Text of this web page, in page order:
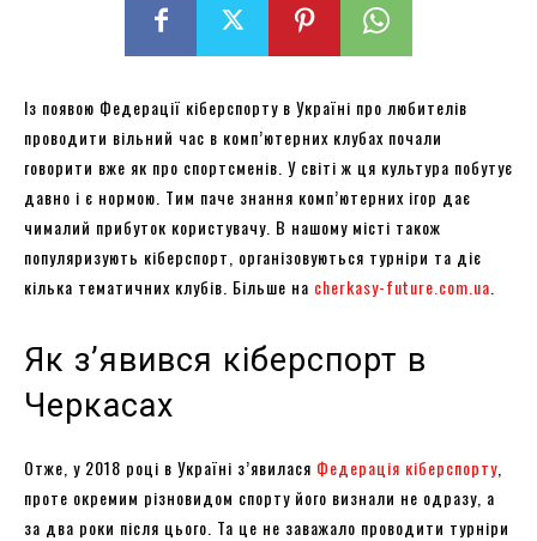
Із появою Федерації кіберспорту в Україні про любителів
проводити вільний час в комп’ютерних клубах почали
говорити вже як про спортсменів. У світі ж ця культура побутує
давно і є нормою. Тим паче знання комп’ютерних ігор дає
чималий прибуток користувачу. В нашому місті також
популяризують кіберспорт, організовуються турніри та діє
кілька тематичних клубів. Більше на cherkasy-future.com.ua
Як з’явився кіберспорт в
Черкасах
Отже, у 2018 році в Україні з’явилася Федерація кіберспорту
проте окремим різновидом спорту його визнали не одразу, а
за два роки після цього. Та це не заважало проводити турніри